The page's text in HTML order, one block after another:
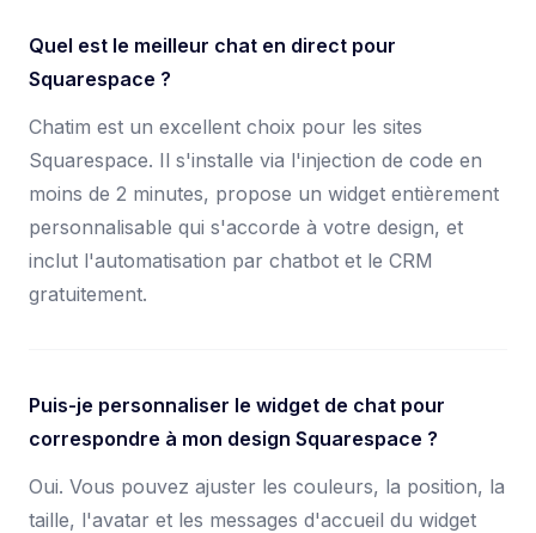
Quel est le meilleur chat en direct pour
Squarespace ?
Chatim est un excellent choix pour les sites
Squarespace. Il s'installe via l'injection de code en
moins de 2 minutes, propose un widget entièrement
personnalisable qui s'accorde à votre design, et
inclut l'automatisation par chatbot et le CRM
gratuitement.
Puis-je personnaliser le widget de chat pour
correspondre à mon design Squarespace ?
Oui. Vous pouvez ajuster les couleurs, la position, la
taille, l'avatar et les messages d'accueil du widget